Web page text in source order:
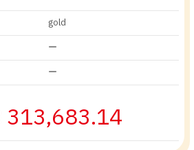
gold
ー
ー
313,683.14